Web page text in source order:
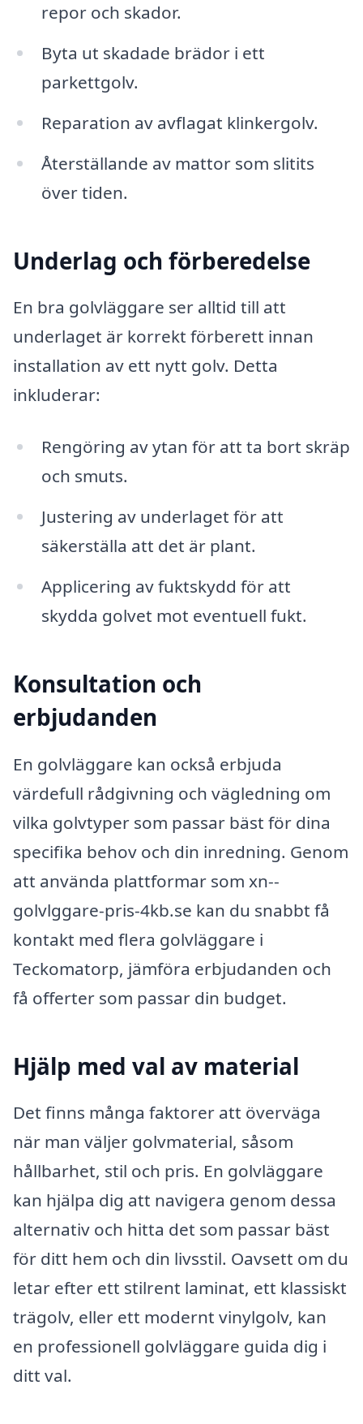
repor och skador.
Byta ut skadade brädor i ett
parkettgolv.
Reparation av avflagat klinkergolv.
Återställande av mattor som slitits
över tiden.
Underlag och förberedelse
En bra golvläggare ser alltid till att
underlaget är korrekt förberett innan
installation av ett nytt golv. Detta
inkluderar:
Rengöring av ytan för att ta bort skräp
och smuts.
Justering av underlaget för att
säkerställa att det är plant.
Applicering av fuktskydd för att
skydda golvet mot eventuell fukt.
Konsultation och
erbjudanden
En golvläggare kan också erbjuda
värdefull rådgivning och vägledning om
vilka golvtyper som passar bäst för dina
specifika behov och din inredning. Genom
att använda plattformar som xn--
golvlggare-pris-4kb.se kan du snabbt få
kontakt med flera golvläggare i
Teckomatorp, jämföra erbjudanden och
få offerter som passar din budget.
Hjälp med val av material
Det finns många faktorer att överväga
när man väljer golvmaterial, såsom
hållbarhet, stil och pris. En golvläggare
kan hjälpa dig att navigera genom dessa
alternativ och hitta det som passar bäst
för ditt hem och din livsstil. Oavsett om du
letar efter ett stilrent laminat, ett klassiskt
trägolv, eller ett modernt vinylgolv, kan
en professionell golvläggare guida dig i
ditt val.